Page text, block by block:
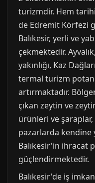
turizmdir. Hem
de Edremit Körfezi
Balıkesir, yerli ve
çekmektedir.
yakınlığı, Kaz
termal turizm
artırmaktadır.
çıkan zeytin ve
ürünleri ve
pazarlarda kendine
Balıkesir'in ihracat
güçlendirmektedir.
Balıkesir'de iş